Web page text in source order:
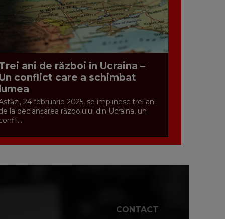
ani de război în Ucraina –
conflict care a schimbat
lumea
24 februarie 2025, se împlinesc trei ani
la declanșarea războiului din Ucraina, un
CONTACT